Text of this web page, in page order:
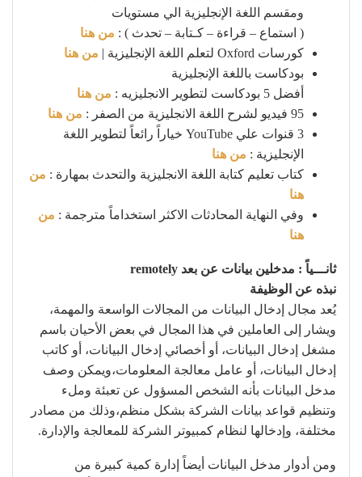
ومقسم اللغة الإنجليزية الي مستويات
( استماع – قراءة – كـتابة – تحدث ) : من هنا
كورسات Oxford لتعلم اللغة الإنجليزية |
من هنا
بودكاست باللغة الإنجليزية
أفضل 5 بودكاست لتطوير الانجليزيه :
من هنا
95 فيديو لشرح اللغة الانجليزية من الصفر :
من هنا
3 قنوات علي YouTube خياراً رائعاً لتطوير اللغة
الإنجليزية : من هنا
كتاب تعليم كتابة اللغة الانجليزية والتحدث بمهارة : من
هنا
وفي النهاية المحادثات الاكثر استخداماً مترجمة : من
هنا
ثانـــياً : مدخلين بيانات عن بعد remotely
نبذه عن الوظيفة
يُعد مجال إدخال البيانات من المجالات الواسعة والمهمة،
ويشار إلى العاملين في هذا المجال في بعض الأحيان باسم
مشغل إدخال البيانات، أو أخصائي إدخال البيانات، أو كاتب
إدخال البيانات، أو عامل معالجة المعلومات،ويمكن وصف
مدخل البيانات بأنه الشخص المسؤول عن تعبئة وملء
وتنظيم قواعد بيانات الشركة بشكل منظم،وذلك من مصادر
مختلفة، وإدخالها لنظام كمبيوتر الشركة للمعالجة والإدارة.
ومن أدوار مدخل البيانات أيضاً إدارة كمية كبيرة من